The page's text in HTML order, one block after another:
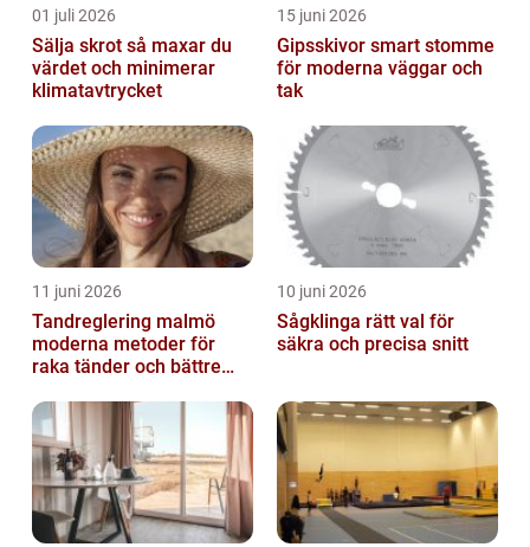
01 juli 2026
Sälja skrot så maxar du
värdet och minimerar
klimatavtrycket
15 juni 2026
Gipsskivor smart stomme
för moderna väggar och
tak
11 juni 2026
Tandreglering malmö
moderna metoder för
raka tänder och bättre
10 juni 2026
Sågklinga rätt val för
säkra och precisa snitt